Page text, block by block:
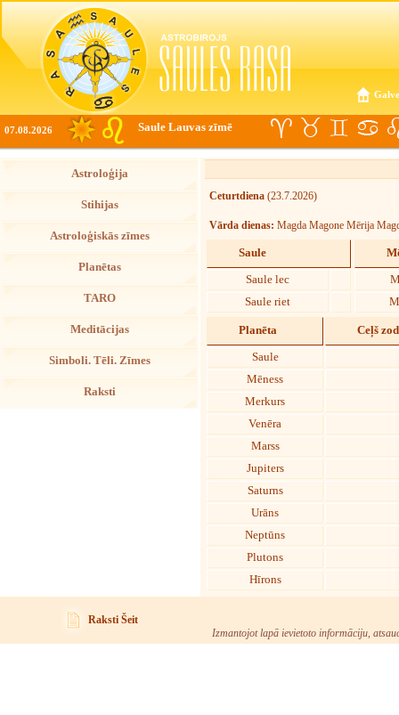
07.08.2026 Saule Lauvas zīmē
Astroloģija
Stihijas
Astroloģiskās zīmes
Planētas
TARO
Meditācijas
Simboli. Tēli. Zīmes
Raksti
Ceturtdiena (23.7.2026)
Vārda dienas: Magda Magone Mērija
Saule
Saule lec
Saule riet
Planēta Ceļš
Saule
Mēness
Merkurs
Venēra
Marss
Jupiters
Saturns
Urāns
Neptūns
Plutons
Hīrons
Raksti Šeit
Izmantojot lapā ievietoto informāciju,